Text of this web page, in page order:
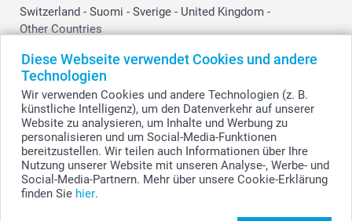
Diese Webseite verwendet Cookies und andere
Technologien
Wir verwenden Cookies und andere Technologien (z. B.
künstliche Intelligenz), um den Datenverkehr auf unserer
Website zu analysieren, um Inhalte und Werbung zu
personalisieren und um Social-Media-Funktionen
bereitzustellen. Wir teilen auch Informationen über Ihre
Nutzung unserer Website mit unseren Analyse-, Werbe- und
Social-Media-Partnern. Mehr über unsere Cookie-Erklärung
finden Sie hier.
Switzerland - Suomi - Sverige - United Kingdom -
Other Countries
© smartphoto Group. Alle Rechte vorbehalten.
Alle Preise verstehen sich in Schweizer Franken (CHF) inkl. MwSt. und zzgl.
Versandkosten.